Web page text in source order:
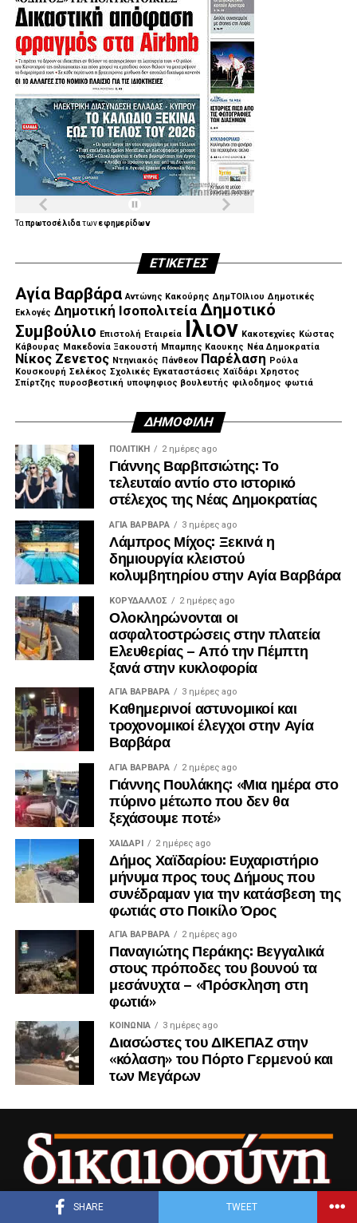
SHARE TWEET
Λίγα λεπτά αργότερα, έφτασε και ο πρώην
πρωθυπουργός, Αντώνης Σαμαράς, ο οποίος αφού
συλλυπήθηκε την οικογένεια, αποχώρησε.
Ταπρωτοσέλιδατωνεφημερίδων
ΕΤΙΚΈΤΕΣ
Αγία Βαρβάρα Αντώνης Κακούρης ΔημΤΟΙλιου Δημοτικές
Εκλογές Δημοτική Ισοπολιτεία Δημοτικό
Συμβούλιο Επιστολή Εταιρεία Ιλιον Κακοτεχνίες Κώστας
Κάβουρας Μακεδονία Ξακουστή Μπαμπης Καουκης Νέα Δημοκρατία
Νίκος Ζενετος Ντηνιακός Πάνθεον Παρέλαση Ρούλα
Κουσκουρή Σελέκος Σχολικές Εγκαταστάσεις Χαϊδάρι Χρηστος
Σπίρτζης πυροσβεστική υποψηφιος βουλευτής φιλοδημος φωτιά
ΔΗΜΟΦΙΛΉ
ΠΟΛΙΤΙΚΉ 2 ημέρες ago
Γιάννης Βαρβιτσιώτης: Το
τελευταίο αντίο στο ιστορικό
στέλεχος της Νέας Δημοκρατίας
ΑΓΙΑ ΒΑΡΒΑΡΑ 3 ημέρες ago
Λάμπρος Μίχος: Ξεκινά η
δημιουργία κλειστού
κολυμβητηρίου στην Αγία Βαρβάρα
ΚΟΡΥΔΑΛΛΟΣ 2 ημέρες ago
Ολοκληρώνονται οι
ασφαλτοστρώσεις στην πλατεία
Ελευθερίας – Από την Πέμπτη
ξανά στην κυκλοφορία
ΑΓΙΑ ΒΑΡΒΑΡΑ 3 ημέρες ago
Καθημερινοί αστυνομικοί και
τροχονομικοί έλεγχοι στην Αγία
Βαρβάρα
ΑΓΙΑ ΒΑΡΒΑΡΑ 2 ημέρες ago
Γιάννης Πουλάκης: «Μια ημέρα στο
πύρινο μέτωπο που δεν θα
ξεχάσουμε ποτέ»
ΧΑΪΔΑΡΙ 2 ημέρες ago
Δήμος Χαϊδαρίου: Ευχαριστήριο
μήνυμα προς τους Δήμους που
συνέδραμαν για την κατάσβεση της
φωτιάς στο Ποικίλο Όρος
ΑΓΙΑ ΒΑΡΒΑΡΑ 2 ημέρες ago
Παναγιώτης Περάκης: Βεγγαλικά
στους πρόποδες του βουνού τα
μεσάνυχτα – «Πρόσκληση στη
φωτιά»
ΚΟΙΝΩΝΊΑ 3 ημέρες ago
Διασώστες του ΔΙΚΕΠΑΖ στην
«κόλαση» του Πόρτο Γερμενού και
των Μεγάρων